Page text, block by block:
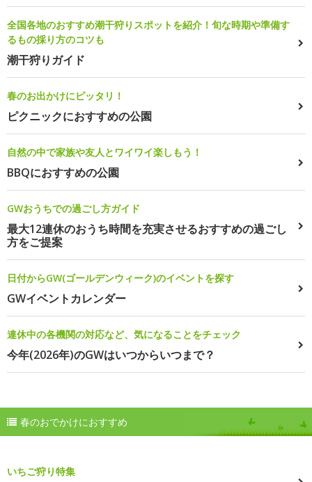
全国各地のおすすめ潮干狩りスポットを紹介！旬な時期や準備す
るもの採り方のコツも
潮干狩りガイド
春のお出かけにピッタリ！
ピクニックにおすすめの公園
自然の中で家族や友人とワイワイ楽しもう！
BBQにおすすめの公園
GWおうちでの過ごし方ガイド
最大12連休のおうち時間を充実させるおすすめの過ごし
方をご提案
日付からGW(ゴールデンウィーク)のイベントを探す
GWイベントカレンダー
連休中の各機関の対応など、気になることをチェック
今年(2026年)のGWはいつからいつまで？
春のおでかけにおすすめ
いちご狩り特集